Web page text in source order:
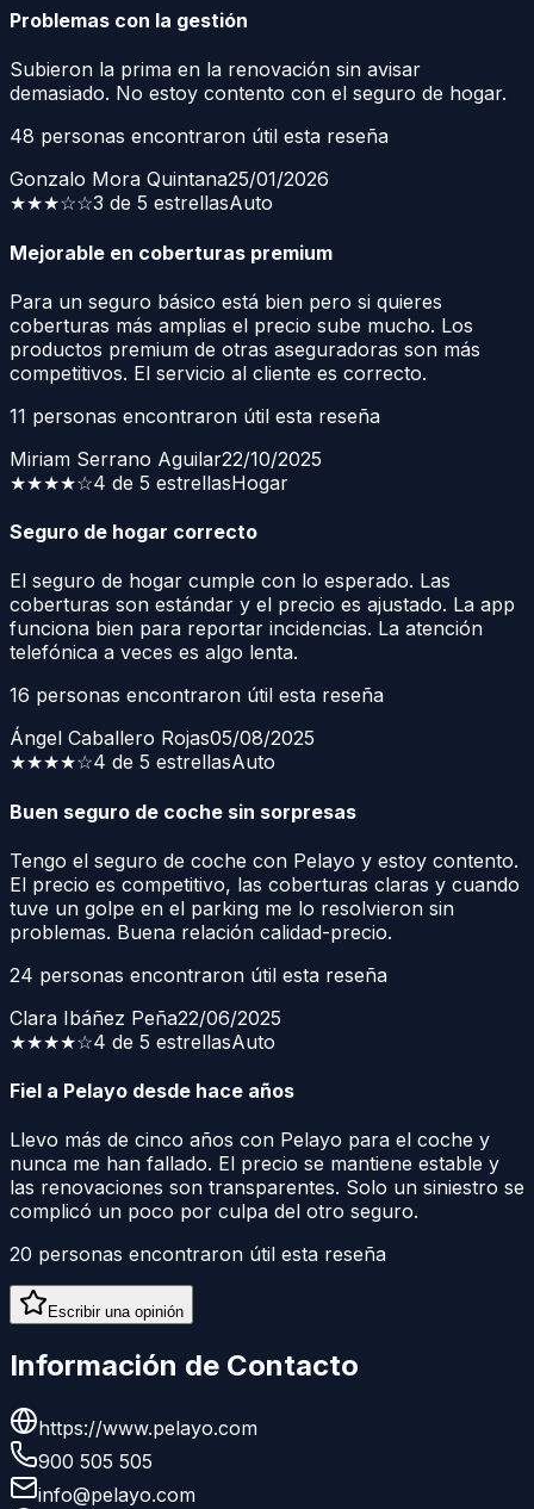
Problemas con la gestión
Subieron la prima en la renovación sin avisar
demasiado. No estoy contento con el seguro de hogar.
48 personas encontraron útil esta reseña
Gonzalo Mora Quintana25/01/2026
★★★☆☆3 de 5 estrellasAuto
Mejorable en coberturas premium
Para un seguro básico está bien pero si quieres
coberturas más amplias el precio sube mucho. Los
productos premium de otras aseguradoras son más
competitivos. El servicio al cliente es correcto.
11 personas encontraron útil esta reseña
Miriam Serrano Aguilar22/10/2025
★★★★☆4 de 5 estrellasHogar
Seguro de hogar correcto
El seguro de hogar cumple con lo esperado. Las
coberturas son estándar y el precio es ajustado. La app
funciona bien para reportar incidencias. La atención
telefónica a veces es algo lenta.
16 personas encontraron útil esta reseña
Ángel Caballero Rojas05/08/2025
★★★★☆4 de 5 estrellasAuto
Buen seguro de coche sin sorpresas
Tengo el seguro de coche con Pelayo y estoy contento.
El precio es competitivo, las coberturas claras y cuando
tuve un golpe en el parking me lo resolvieron sin
problemas. Buena relación calidad-precio.
24 personas encontraron útil esta reseña
Clara Ibáñez Peña22/06/2025
★★★★☆4 de 5 estrellasAuto
Fiel a Pelayo desde hace años
Llevo más de cinco años con Pelayo para el coche y
nunca me han fallado. El precio se mantiene estable y
las renovaciones son transparentes. Solo un siniestro se
complicó un poco por culpa del otro seguro.
20 personas encontraron útil esta reseña
Escribir una opinión
Información de Contacto
https://www.pelayo.com
900 505 505
info@pelayo.com